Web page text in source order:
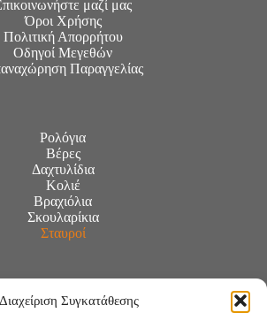
Διαχείριση Συγκατάθεσης
μαζί μας
Όροι Χρήσης
Πολιτική Απορρήτου
Οδηγοί Μεγεθών
Παραγγελίας
Ρολόγια
Βέρες
Δαχτυλίδια
Κολιέ
Βραχιόλια
Σκουλαρίκια
Σταυροί